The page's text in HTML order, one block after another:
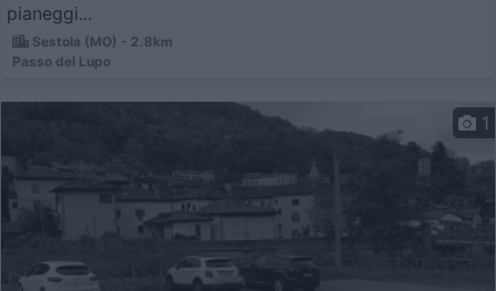
pianeggi...
Sestola (MO) - 2.8km
Passo del Lupo
1